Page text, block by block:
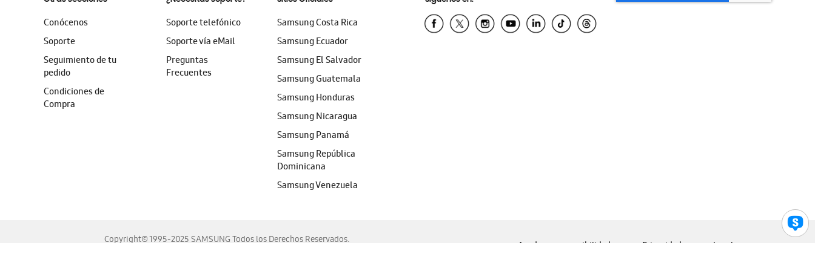
Conócenos
Soporte
Seguimiento de tu
pedido
Condiciones de
Compra
Soporte telefónico
Soporte vía eMail
Preguntas
Frecuentes
Samsung Costa Rica
Samsung Ecuador
Samsung El Salvador
Samsung Guatemala
Samsung Honduras
Samsung Nicaragua
Samsung Panamá
Samsung República
Dominicana
Samsung Venezuela
Copyright© 1995-2025 SAMSUNG Todos los Derechos Reservados.
Ayuda para accesibilidad Privacidad Legal